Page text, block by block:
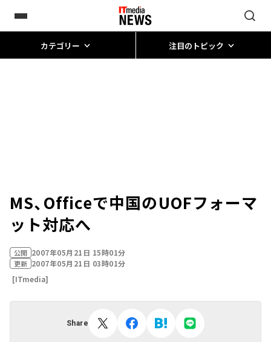
カテゴリー 注目のトピック
MS、Officeで中国のUOFフォーマ
ット対応へ
公開 2007年05月21日 15時01分
更新 2007年05月21日 03時01分
[ITmedia]
Share